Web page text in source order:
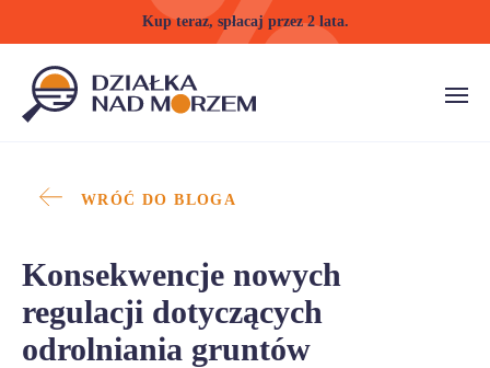
Kup teraz, spłacaj przez 2 lata.
WRÓĆ DO BLOGA
Konsekwencje nowych
regulacji dotyczących
odrolniania gruntów